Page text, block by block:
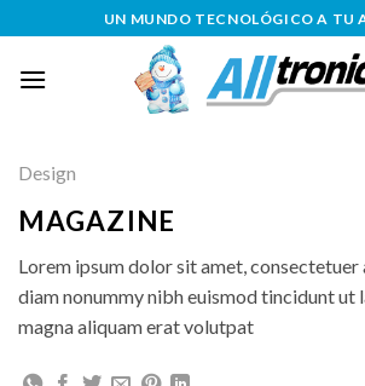
al
contenido
UN MUNDO TECNOLÓGICO A TU
Design
MAGAZINE
Lorem ipsum dolor sit amet,
diam nonummy nibh euismod tincidunt ut
magna aliquam erat volutpat